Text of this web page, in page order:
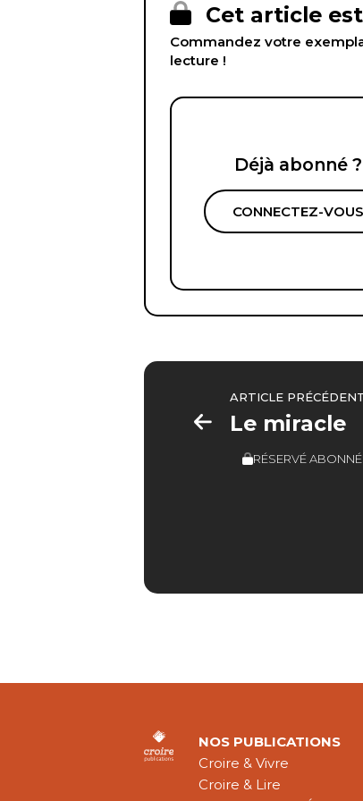
Cet article
Commandez votre
lecture !
Déjà abonné ?
CONNECTEZ-VOUS
ARTICLE
Le miracle
RÉSERVÉ
NOS PUBLICATIONS
Croire & Vivre
Croire & Lire